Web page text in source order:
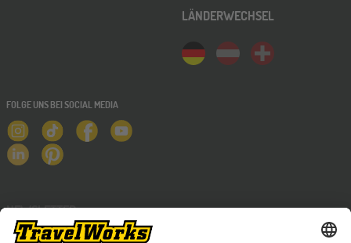
LÄNDERWECHSEL
FOLGE UNS BEI SOCIAL MEDIA
NEWSLETTER